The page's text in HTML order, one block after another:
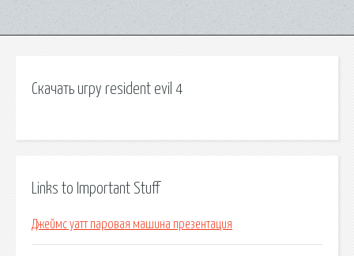
Скачать игру resident evil 4
Links to Important Stuff
Джеймс уатт паровая машина презентация